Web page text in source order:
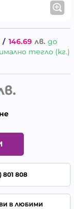
/ 146.69 лв. до
тегло (кг.)
801 808
В ЛЮБИМИ